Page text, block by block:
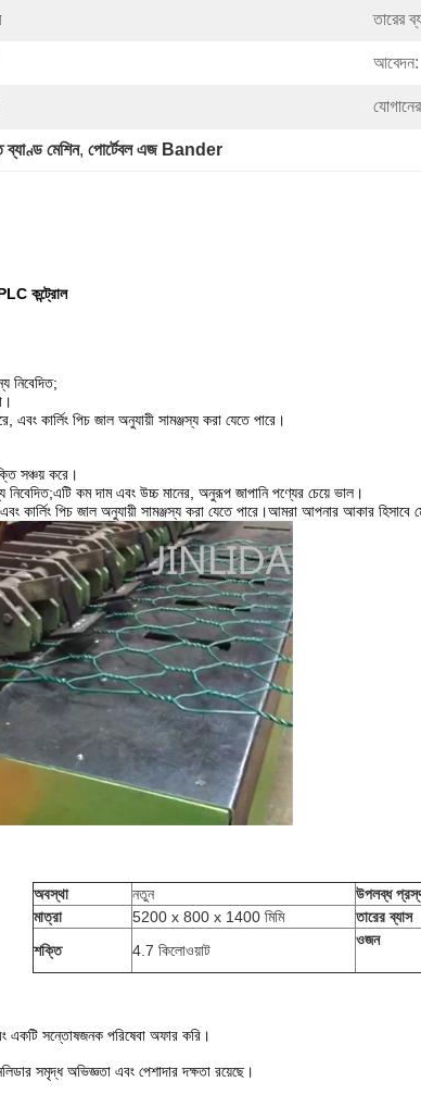
তারের
আবেদন:
ব্যাণ্ড মেশিন, পোর্টেবল এজ Bander
কন্ট্রোল
নিবেদিত;
কার্লিং পিচ জাল অনুযায়ী সামঞ্জস্য করা যেতে পারে।
সঞ্চয় করে।
নিবেদিত;এটি কম দাম এবং উচ্চ মানের, অনুরূপ জাপানি পণ্যের চেয়ে ভাল।
কার্লিং পিচ জাল অনুযায়ী সামঞ্জস্য করা যেতে পারে।আমরা আপনার আকার হিসাবে
অবস্থা নতুন উপলব্ধ
মাত্রা
5200 x 800 x 1400 মিমি তারের ব্যাস
শক্তি
4.7 কিলোওয়াট
ওজন
একটি সন্তোষজনক পরিষেবা অফার করি।
সমৃদ্ধ অভিজ্ঞতা এবং পেশাদার দক্ষতা রয়েছে।